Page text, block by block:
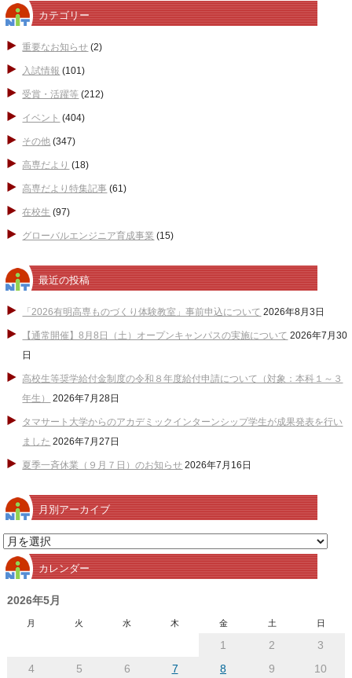
カテゴリー
重要なお知らせ (2)
入試情報 (101)
受賞・活躍等 (212)
イベント (404)
その他 (347)
高専だより (18)
高専だより特集記事 (61)
在校生 (97)
グローバルエンジニア育成事業 (15)
最近の投稿
「2026有明高専ものづくり体験教室」事前申込について 2026年8月3日
【通常開催】8月8日（土）オープンキャンパスの実施について 2026年7月30
日
高校生等奨学給付金制度の令和８年度給付申請について（対象：本科１～３
年生）
2026年7月28日
タマサート大学からのアカデミックインターンシップ学生が成果発表を行い
ました 2026年7月27日
夏季一斉休業（９月７日）のお知らせ 2026年7月16日
月別アーカイブ
月
別
ア
ー
カレンダー
2026年5月
月 火 水 木 金 土 日
1 2
3
4
5 6 7 8 9 10